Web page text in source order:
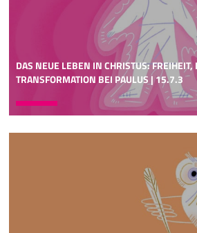
DAS NEUE LEBEN IN CHRISTUS:
TRANSFORMATION BEI PAULUS | 15.7.3